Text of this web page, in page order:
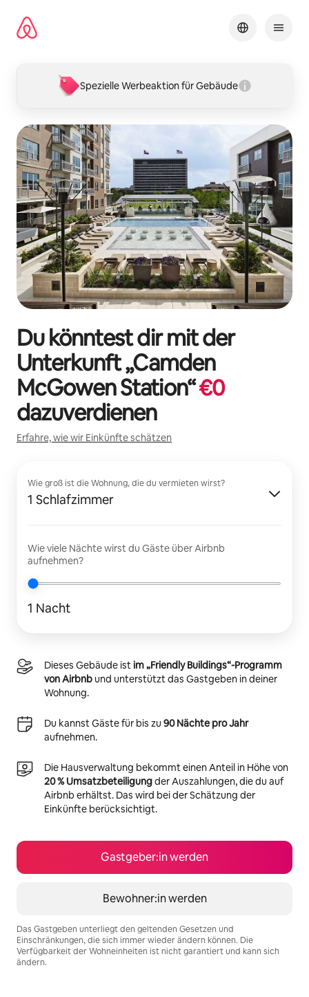
Inhalten
springen
Spezielle Werbeaktion für Gebäude
Du könntest dir mit der
Unterkunft „Camden
McGowen Station“€0
dazuverdienen
Erfahre, wie wir Einkünfte schätzen
Wie groß ist die Wohnung, die du vermieten wirst?
1 Schlafzimmer
Wie viele Nächte wirst du Gäste über Airbnb
aufnehmen?
1 Nacht
Dieses Gebäude ist im „Friendly Buildings“-Programm
von Airbnbund unterstützt das Gastgeben in deiner
Wohnung.
Du kannst Gäste für bis zu 90 Nächte pro Jahr
aufnehmen.
Die Hausverwaltung bekommt einen Anteil in Höhe von
20 % Umsatzbeteiligungder Auszahlungen, die du auf
Airbnb erhältst. Das wird bei der Schätzung der
Einkünfte berücksichtigt.
Gastgeber:in werden
Bewohner:in werden
Das Gastgeben unterliegt den geltenden Gesetzen und
Einschränkungen, die sich immer wieder ändern können. Die
Verfügbarkeit der Wohneinheiten ist nicht garantiert und kann sich
ändern.